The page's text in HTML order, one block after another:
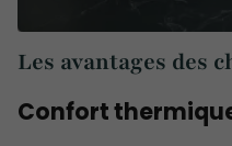
Les avantages des
Confort